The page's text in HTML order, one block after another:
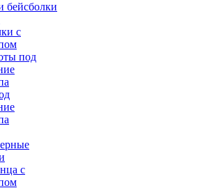
бейсболки
с
под
с